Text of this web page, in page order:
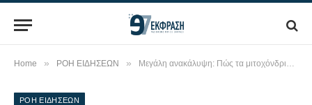
Home » ΡΟΗ ΕΙΔΗΣΕΩΝ » Μεγάλη ανακάλυψη: Πώς τα μιτοχόνδρια “παρεμβαίνουν” και αλλάζουν το DNA – Έτσι εξελίσσεται το ανθρώπινο είδος
ΡΟΗ ΕΙΔΗΣΕΩΝ